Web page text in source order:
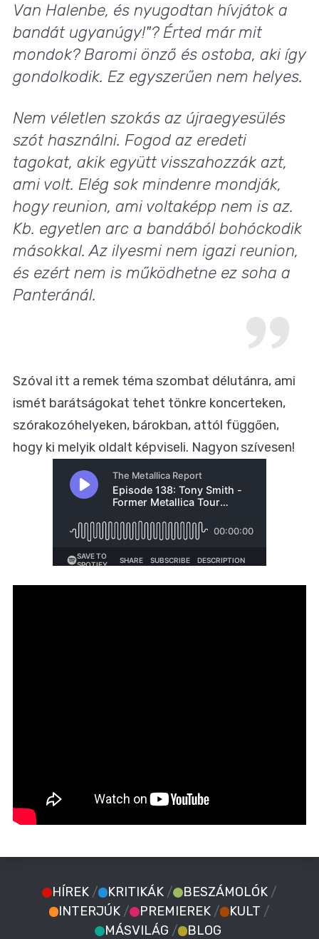
Van Halenbe, és nyugodtan hívjátok a
bandát ugyanúgy!"? Érted már mit
mondok? Baromi önző és ostoba, aki így
gondolkodik. Ez egyszerűen nem helyes.
Nem véletlen szokás az újraegyesülés
szót használni. Fogod az eredeti
tagokat, akik együtt visszahozzák azt,
ami volt. Elég sok mindenre mondják,
hogy reunion, ami voltaképp nem is az.
Kb. egyetlen arc a bandából bohóckodik
másokkal. Az ilyesmi nem igazi reunion,
és ezért nem is működhetne ez soha a
Panteránál.
Szóval itt a remek téma szombat délutánra, ami
ismét barátságokat tehet tönkre koncerteken,
szórakozóhelyeken, bárokban, attól függően,
hogy ki melyik oldalt képviseli. Nagyon szívesen!
HÍREK / KRITIKÁK / BESZÁMOLÓK /
INTERJÚK / PREMIEREK / KULT /
MÁSVILÁG / BLOG